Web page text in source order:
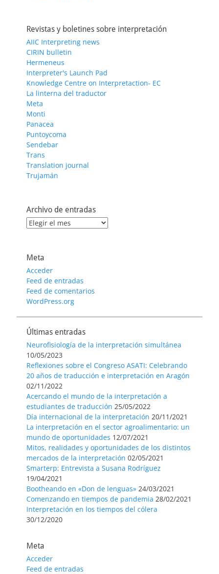
Revistas y boletines sobre interpretación
AIIC Interpreting news
CIRIN bulletin
Hermeneus
Interpreter's Launch Pad
Knowledge Centre on Interpretaction- EC
La linterna del traductor
Meta
Monti
Panacea
Puntoycoma
Sendebar
Trans
Translation journal
Trujamán
Archivo de entradas
Archivo
Meta
Acceder
Feed de entradas
Feed de comentarios
WordPress.org
Últimas entradas
Neurofisiología de la interpretación simultánea
10/05/2023
Reflexiones sobre el Congreso ASATI: Celebrando
20 años de traducción e interpretación en Aragón
02/11/2022
Acercando el mundo de la interpretación a
estudiantes de traducción 25/05/2022
Día internacional de la interpretación 20/11/2021
La interpretación en el sector agroalimentario: un
mundo de oportunidades 12/07/2021
Mitos, realidades y oportunidades de los distintos
mercados de la interpretación 02/05/2021
Smarterp: Entrevista a Susana Rodríguez
19/04/2021
Bootheando en «Don de lenguas» 24/03/2021
Comenzando en tiempos de pandemia 28/02/2021
Interpretación en los tiempos del cólera
30/12/2020
Meta
Acceder
Feed de entradas